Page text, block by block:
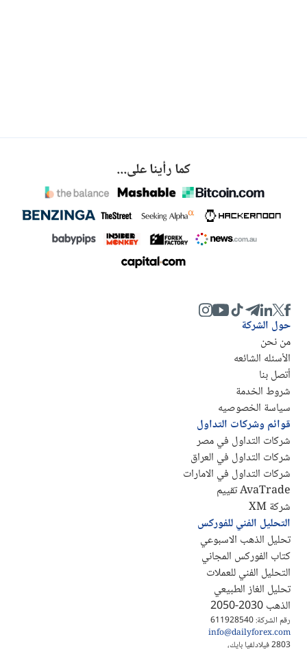
كما رأينا على...
رقم الشركة: 611928540
info@dailyforex.com
2803 فيلادلفيا بايك،
حول الشركة
من نحن
الأسئله الشائعه
أتصل بنا
شروط الخدمة
سياسة الخصوصيه
قوائم وشركات التداول
شركات التداول في مصر
شركات التداول في العراق
شركات التداول في الامارات
AvaTrade تقييم
شركة XM
التحليل الفني للفوركس
تحليل الذهب الاسبوعي
كتاب الفوركس المجاني
التحليل الفني للعملات
تحليل الغاز الطبيعي
الذهب 2030-2050